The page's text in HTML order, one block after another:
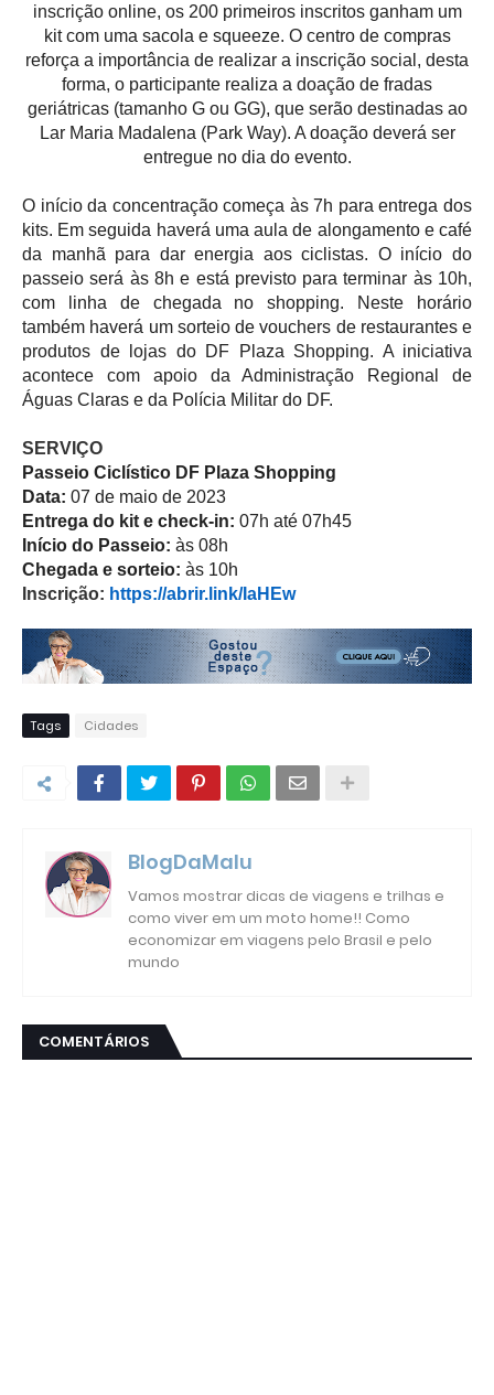
inscrição online, os 200 primeiros inscritos ganham um
kit com uma sacola e squeeze. O centro de compras
reforça a importância de realizar a inscrição social, desta
forma, o participante realiza a doação de fradas
geriátricas (tamanho G ou GG), que serão destinadas ao
Lar Maria Madalena (Park Way). A doação deverá ser
entregue no dia do evento.
O início da concentração começa às 7h para entrega dos
kits. Em seguida haverá uma aula de alongamento e café
da manhã para dar energia aos ciclistas. O início do
passeio será às 8h e está previsto para terminar às 10h,
com linha de chegada no shopping. Neste horário
também haverá um sorteio de vouchers de restaurantes e
produtos de lojas do DF Plaza Shopping. A iniciativa
acontece com apoio da Administração Regional de
Águas Claras e da Polícia Militar do DF.
SERVIÇO
Passeio Ciclístico DF Plaza Shopping
Data: 07 de maio de 2023
Entrega do kit e check-in: 07h até 07h45
Início do Passeio: às 08h
Chegada e sorteio: às 10h
Inscrição: https://abrir.link/IaHEw
Tags Cidades
BlogDaMalu
Vamos mostrar dicas de viagens e trilhas e
como viver em um moto home!! Como
economizar em viagens pelo Brasil e pelo
mundo
COMENTÁRIOS